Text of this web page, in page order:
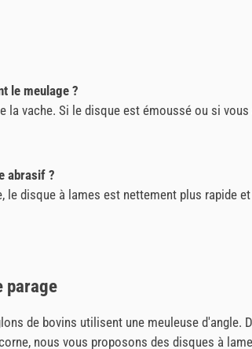
le meulage ?
la vache. Si le disque est émoussé ou si
abrasif ?
disque à lames est nettement plus rapide
parage
de bovins utilisent une meuleuse
nous vous proposons des disques à